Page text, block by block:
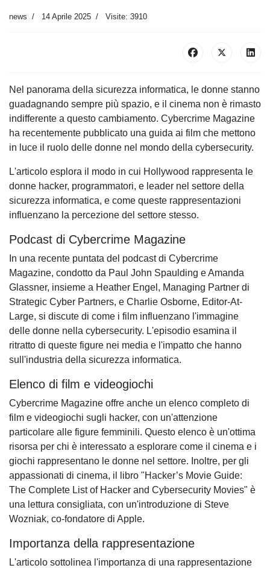
news 14 Aprile 2025 Visite: 3910
Nel panorama della sicurezza informatica, le donne stanno
guadagnando sempre più spazio, e il cinema non è rimasto
indifferente a questo cambiamento. Cybercrime Magazine
ha recentemente pubblicato una guida ai film che mettono
in luce il ruolo delle donne nel mondo della cybersecurity.
L'articolo esplora il modo in cui Hollywood rappresenta le
donne hacker, programmatori, e leader nel settore della
sicurezza informatica, e come queste rappresentazioni
influenzano la percezione del settore stesso.
Podcast di Cybercrime Magazine
In una recente puntata del podcast di Cybercrime
Magazine, condotto da Paul John Spaulding e Amanda
Glassner, insieme a Heather Engel, Managing Partner di
Strategic Cyber Partners, e Charlie Osborne, Editor-At-
Large, si discute di come i film influenzano l'immagine
delle donne nella cybersecurity. L'episodio esamina il
ritratto di queste figure nei media e l'impatto che hanno
sull'industria della sicurezza informatica.
Elenco di film e videogiochi
Cybercrime Magazine offre anche un elenco completo di
film e videogiochi sugli hacker, con un'attenzione
particolare alle figure femminili. Questo elenco è un'ottima
risorsa per chi è interessato a esplorare come il cinema e i
giochi rappresentano le donne nel settore. Inoltre, per gli
appassionati di cinema, il libro "Hacker’s Movie Guide:
The Complete List of Hacker and Cybersecurity Movies" è
una lettura consigliata, con un'introduzione di Steve
Wozniak, co-fondatore di Apple.
Importanza della rappresentazione
L'articolo sottolinea l'importanza di una rappresentazione